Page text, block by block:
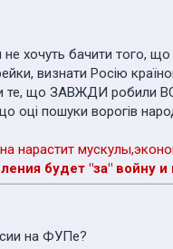
хочуть бачити того,
визнати Росію
що ЗАВЖДИ робили ВСІ
оці пошуки ворогів
нарастит
будет "за" войну
на ФУПе?